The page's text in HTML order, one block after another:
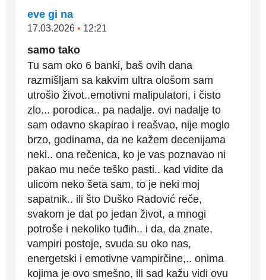
eve gi na
17.03.2026 • 12:21
samo tako
Tu sam oko 6 banki, baš ovih dana
razmišljam sa kakvim ultra ološom sam
utrošio život..emotivni malipulatori, i čisto
zlo... porodica.. pa nadalje. ovi nadalje to
sam odavno skapirao i reašvao, nije moglo
brzo, godinama, da ne kažem decenijama
neki.. ona rečenica, ko je vas poznavao ni
pakao mu neće teško pasti.. kad vidite da
ulicom neko šeta sam, to je neki moj
sapatnik.. ili što Duško Radović reče,
svakom je dat po jedan život, a mnogi
potroše i nekoliko tuđih.. i da, da znate,
vampiri postoje, svuda su oko nas,
energetski i emotivne vampirčine,.. onima
kojima je ovo smešno, ili sad kažu vidi ovu